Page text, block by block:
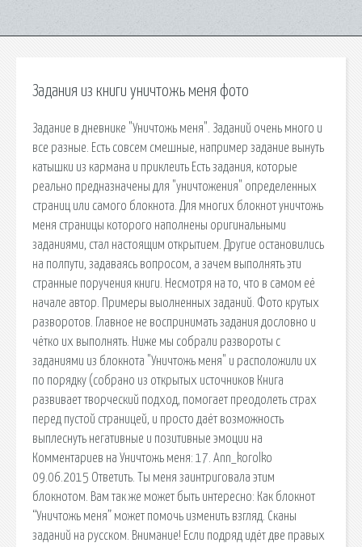
Задания из книги уничтожь меня фото
Задание в дневнике "Уничтожь меня". Заданий очень много и
все разные. Есть совсем смешные, например задание вынуть
катышки из кармана и приклеить Есть задания, которые
реально предназначены для "уничтожения" определенных
страниц или самого блокнота. Для многих блокнот уничтожь
меня страницы которого наполнены оригинальными
заданиями, стал настоящим открытием. Другие остановились
на полпути, задаваясь вопросом, а зачем выполнять эти
странные поручения книги. Несмотря на то, что в самом её
начале автор. Примеры выолненных заданий. Фото крутых
разворотов. Главное не воспринимать задания дословно и
чётко их выполнять. Ниже мы собрали развороты с
заданиями из блокнота "Уничтожь меня" и расположили их
по порядку (собрано из открытых источников Книга
развивает творческий подход, помогает преодолеть страх
перед пустой страницей, и просто даёт возможность
выплеснуть негативные и позитивные эмоции на
Комментариев на Уничтожь меня: 17. Ann_korolko
09.06.2015 Ответить. Ты меня заинтриговала этим
блокнотом. Вам так же может быть интересно: Как блокнот
“Уничтожь меня” может помочь изменить взгляд. Сканы
заданий на русском. Внимание! Если подряд идёт две правых